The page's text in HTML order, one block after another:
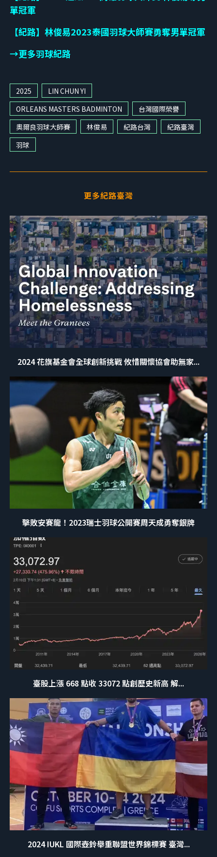
單冠軍
【紀路】林俊易2023泰國羽球大師賽勇奪男單冠軍
→更多羽球紀路
2025
LIN CHUN YI
ORLEANS MASTERS BADMINTON
台灣國際榮譽
奧爾良羽球大師賽
林俊易 紀路台灣
紀路臺灣
羽球
更多紀路臺灣
2024 花旗基金會全球創新挑戰 攸惜關懷協會助無家...
擊敗安賽龍！2023瑞士羽球公開賽周天成勇奪銀牌
臺股上漲 668 點收 33072 點創歷史新高 解...
2024 IUKL 國際壺鈴舉重聯盟世界錦標賽 臺灣...